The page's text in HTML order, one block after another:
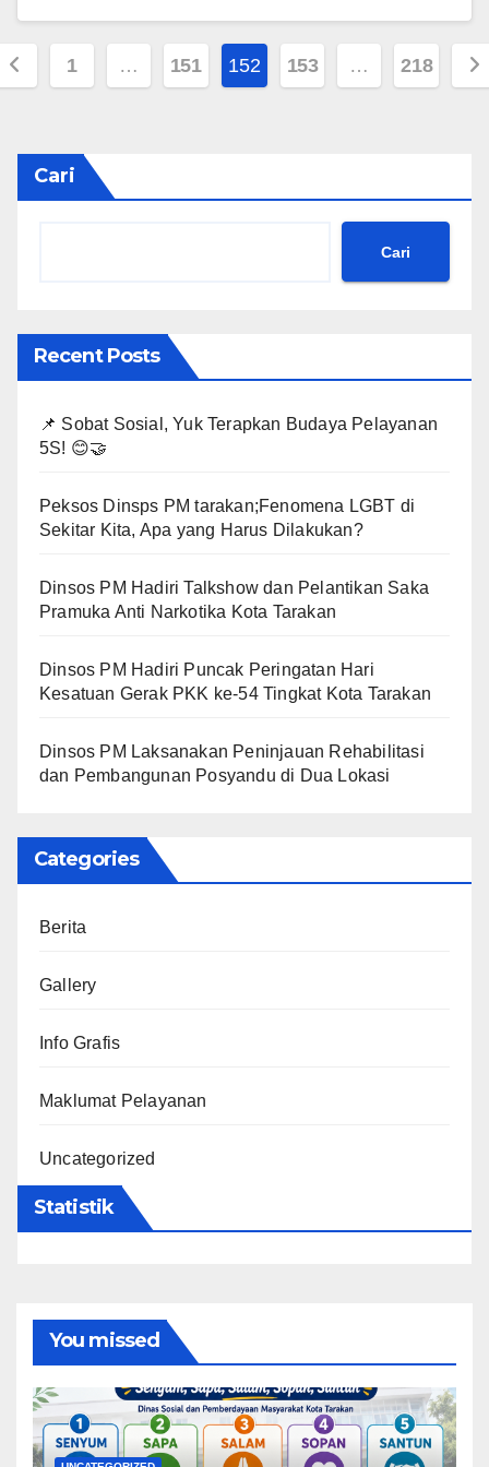
1 … 151 152 153 … 218
Cari
Cari
Recent Posts
📌 Sobat Sosial, Yuk Terapkan Budaya Pelayanan
5S! 😊🤝
Peksos Dinsps PM tarakan;Fenomena LGBT di
Sekitar Kita, Apa yang Harus Dilakukan?
Dinsos PM Hadiri Talkshow dan Pelantikan Saka
Pramuka Anti Narkotika Kota Tarakan
Dinsos PM Hadiri Puncak Peringatan Hari
Kesatuan Gerak PKK ke-54 Tingkat Kota Tarakan
Dinsos PM Laksanakan Peninjauan Rehabilitasi
dan Pembangunan Posyandu di Dua Lokasi
Categories
Berita
Gallery
Info Grafis
Maklumat Pelayanan
Uncategorized
Statistik
You missed